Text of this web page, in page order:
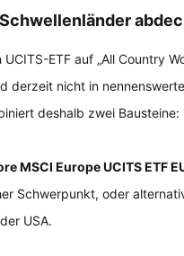
UCITS-ETF auf „All Country
derzeit nicht in
deshalb zwei Bausteine:
MSCI Europe UCITS ETF
Schwerpunkt, oder
USA.